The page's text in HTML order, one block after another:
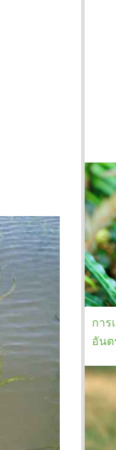
การ
อันต